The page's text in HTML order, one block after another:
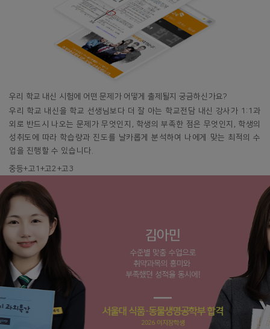
우리 학교 내신 시험에 어떤 문제가 어떻게 출제될지 궁금하신가요?
우리 학교 내신을 학교 선생님보다 더 잘 아는 학교전담 내신 강사가 1:1과
외로 반드시 나오는 문제가 무엇인지, 학생의 부족한 점은 무엇인지, 학생의
성취도에 따라 학습량과 진도를 날카롭게 분석하여 나에게 맞는 최적의 수
업을 진행할 수 있습니다.
중등+고1+고2+고3